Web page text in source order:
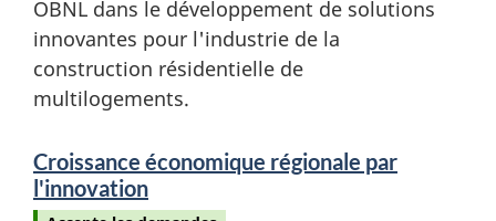
OBNL dans le développement de solutions
innovantes pour l'industrie de la
construction résidentielle de
multilogements.
Croissance économique régionale par
l'innovation